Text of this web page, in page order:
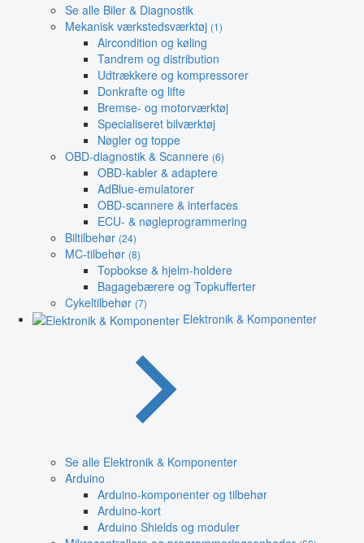
Se alle Biler & Diagnostik
Mekanisk værkstedsværktøj (1)
Aircondition og køling
Tandrem og distribution
Udtrækkere og kompressorer
Donkrafte og lifte
Bremse- og motorværktøj
Specialiseret bilværktøj
Nøgler og toppe
OBD-diagnostik & Scannere (6)
OBD-kabler & adaptere
AdBlue-emulatorer
OBD-scannere & interfaces
ECU- & nøgleprogrammering
Biltilbehør (24)
MC-tilbehør (8)
Topbokse & hjelm-holdere
Bagagebærere og Topkufferter
Cykeltilbehør (7)
Elektronik & Komponenter
Se alle Elektronik & Komponenter
Arduino
Arduino-komponenter og tilbehør
Arduino-kort
Arduino Shields og moduler